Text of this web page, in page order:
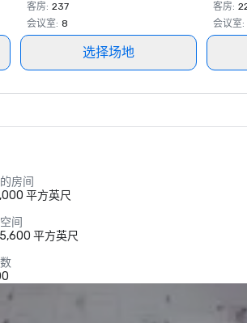
客房: 237
会议室: 8
选择场地
客房:
会议室:
房间
平方英尺
间
平方英尺